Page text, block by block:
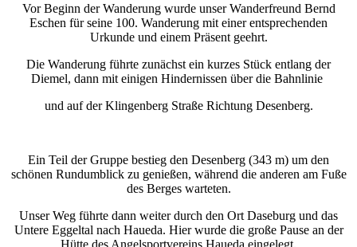
Vor Beginn der Wanderung wurde unser Wanderfreund Bernd
Eschen für seine 100. Wanderung mit einer entsprechenden
Urkunde und einem Präsent geehrt.
Die Wanderung führte zunächst ein kurzes Stück entlang der
Diemel, dann mit einigen Hindernissen über die Bahnlinie
und auf der Klingenberg Straße Richtung Desenberg.
Ein Teil der Gruppe bestieg den Desenberg (343 m) um den
schönen Rundumblick zu genießen, während die anderen am Fuße
des Berges warteten.
Unser Weg führte dann weiter durch den Ort Daseburg und das
Untere Eggeltal nach Haueda. Hier wurde die große Pause an der
Hütte des Angelsportvereins Haueda eingelegt.